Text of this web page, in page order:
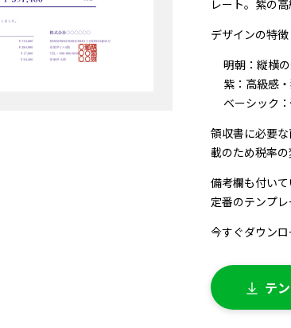
レート。紫の
デザインの特徴
明朝：縦横
紫：高級感
ベーシック
領収書に必要
載のため税率の
備考欄も付い
定番のテンプレ
今すぐダウン
テ